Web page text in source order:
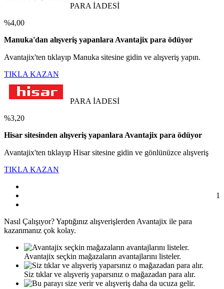
PARA İADESİ
%4,00
Manuka'dan alışveriş yapanlara Avantajix para ödüyor
Avantajix'ten tıklayıp Manuka sitesine gidin ve alışveriş yapın.
TIKLA KAZAN
PARA İADESİ
%3,20
Hisar sitesinden alışveriş yapanlara Avantajix para ödüyor
Avantajix'ten tıklayıp Hisar sitesine gidin ve gönlünüzce alışveriş
TIKLA KAZAN
1
Nasıl Çalışıyor?Yaptığınız alışverişlerden Avantajix ile para
kazanmanız çok kolay.
Avantajix seçkin mağazaların avantajlarını listeler.
Siz tıklar ve alışveriş yaparsınız o mağazadan para alır.